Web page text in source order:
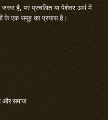
है, पर प्रचलित या पेशेवर अर्थ में
के एक समूह का प्रयास है।
और समाज